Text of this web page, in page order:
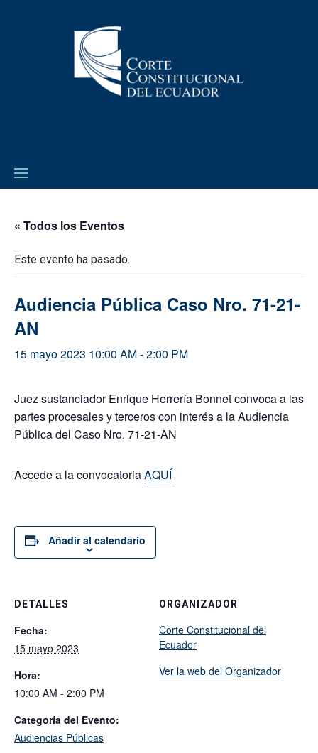
« Todos los Eventos
Este evento ha pasado.
Audiencia Pública Caso Nro. 71-21-
AN
15 mayo 2023 10:00 AM-2:00 PM
Juez sustanciador Enrique Herrería Bonnet convoca a las
partes procesales y terceros con interés a la Audiencia
Pública del Caso Nro. 71-21-AN
Accede a la convocatoriaAQUÍ
Añadir al calendario
DETALLES
Fecha:
15 mayo 2023
Hora:
10:00 AM - 2:00 PM
Categoría del Evento:
Audiencias Públicas
ORGANIZADOR
Corte Constitucional del
Ecuador
Ver la web del Organizador